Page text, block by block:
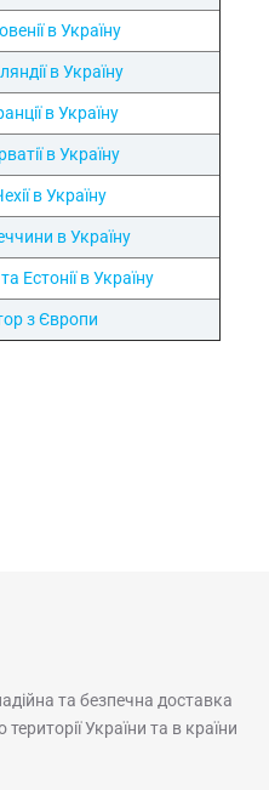
в Україну
в Україну
в Україну
в Україну
в Україну
в Україну
Естонії в Україну
з Європи
та безпечна доставка
України та в країни